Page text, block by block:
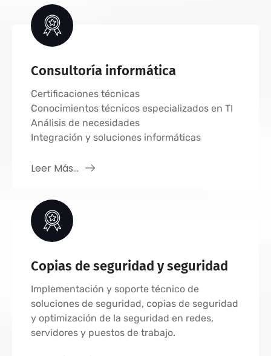
Consultoría informática
Certificaciones técnicas
Conocimientos técnicos especializados en TI
Análisis de necesidades
Integración y soluciones informáticas
Leer Más...
Copias de seguridad y seguridad
Implementación y soporte técnico de
soluciones de seguridad, copias de seguridad
y optimización de la seguridad en redes,
servidores y puestos de trabajo.